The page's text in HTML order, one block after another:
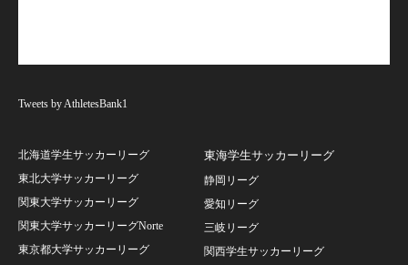
Tweets by AthletesBank1
北海道学生サッカーリーグ
東北大学サッカーリーグ
関東大学サッカーリーグ
関東大学サッカーリーグNorte
東京都大学サッカーリーグ
東海学生サッカーリーグ
静岡リーグ
愛知リーグ
三岐リーグ
関西学生サッカーリーグ